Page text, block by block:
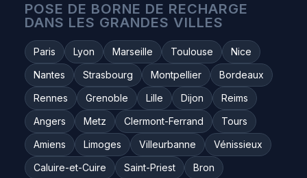
POSE DE BORNE DE RECHARGE
DANS LES GRANDES VILLES
Paris Lyon Marseille Toulouse
Nice
Nantes
Strasbourg Montpellier
Bordeaux
Rennes
Grenoble Lille Dijon
Reims
Angers
Metz Clermont-Ferrand
Tours
Amiens
Limoges Villeurbanne
Vénissieux
Caluire-et-Cuire
Saint-Priest
Bron